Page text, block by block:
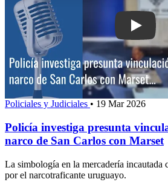
Play:
Policiales y Judiciales • 19 Mar 2026
Policía investiga presunta
narco de San Carlos con Marset
La simbología en la mercadería incautada
por el narcotraficante uruguayo.